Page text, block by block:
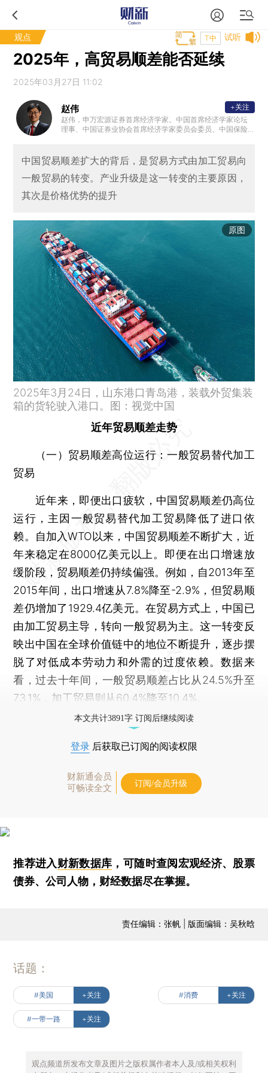
观点 试听
T中
2025年，高贸易顺差能否延续
2025年03月27日 11:02
赵伟
赵伟，申万宏源证券首席经济学家。中国首席经济学家论坛
理事、中国证券业协会首席经济学家委员会委员、中国保险
术顾问等。复旦大学、浙江大学、中国人民大学专硕校外导
师，中国农业大学客座研究员、专硕导师。新财富最佳分析
师、水晶球最佳分析师、金牛奖最具价值首席分析师等。代
+关注
中国贸易顺差扩大的背后，是贸易方式由加工贸易向
一般贸易的转变。产业升级是这一转变的主要原因，
其次是价格优势的提升
原图
2025年3月24日，山东港口青岛港，装载外贸集装
箱的货轮驶入港口。图：视觉中国
近年贸易顺差走势
（一）贸易顺差高位运行：一般贸易替代加工
贸易
近年来，即便出口疲软，中国贸易顺差仍高位
运行，主因一般贸易替代加工贸易降低了进口依
赖。自加入WTO以来，中国贸易顺差不断扩大，近
年来稳定在8000亿美元以上。即便在出口增速放
缓阶段，贸易顺差仍持续偏强。例如，自2013年至
2015年间，出口增速从7.8%降至-2.9%，但贸易顺
差仍增加了1929.4亿美元。在贸易方式上，中国已
由加工贸易主导，转向一般贸易为主。这一转变反
映出中国在全球价值链中的地位不断提升，逐步摆
脱了对低成本劳动力和外需的过度依赖。数据来
看，过去十年间，一般贸易顺差占比从24.5%升至
73.1%，加工贸易则从60.4%降至10.4%。
本文共计3891字 订阅后继续阅读
登录 后获取已订阅的阅读权限
财新通会员
可畅读全文
订阅/会员升级
推荐进入财新数据库 ，可随时查阅宏观经济、股票
债券、公司人物，财经数据尽在掌握。
责任编辑：张帆 | 版面编辑：吴秋晗
话题：
#美国 +关注 #消费 +关注
#一带一路 +关注
观点频道所发布文章及图片之版权属作者本人及/或相关权利